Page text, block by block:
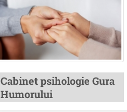
Cabinet psihologie Gura
Humorului